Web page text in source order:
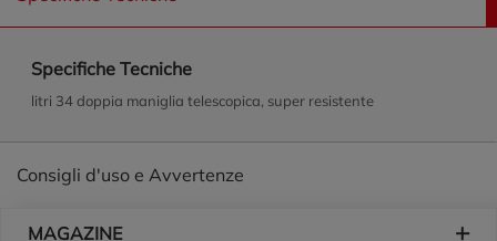
Specifiche Tecniche
litri 34 doppia maniglia telescopica, super resistente
Consigli d'uso e Avvertenze
MAGAZINE